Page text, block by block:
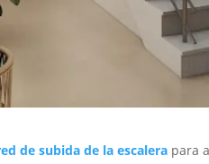
de subida de la escalera para